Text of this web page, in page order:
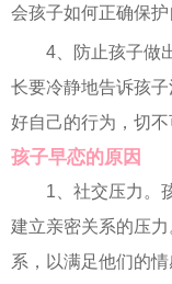
会孩子如何正确保护
4、防止孩子做
长要冷静地告诉孩
好自己的行为，切不
孩子早恋的原因
1、社交压力。
建立亲密关系的压
系，以满足他们的情